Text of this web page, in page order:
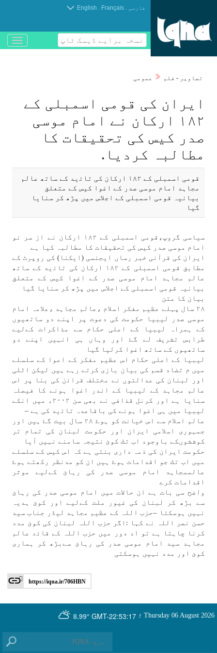
فارسی .
Français
.
English
نسخہ برایے ڈیسک ٹاپ
باز
و
تصاوير - فلم عمومی
ايران كی قومی اسمبلی كے
۱۸۲ اركان نے امام موسی
صدر كيس كی تحقيقات كا
مطالبہ كرديا.
قومی اسمبلی كے ۱۸۲ اركان كی تاﺋيد كے ساتھ عالم
مجاہد امام موسی صدر كے اغوا كيس كے متعلق
بيانیہ قومی اسمبلی كے اجلاس میں پڑھ كر سنايا
گيا
سياسی گروپ،قومی اسمبلی كے ۱۸۲ اركان نے از سر نو
امام موسی صدر كيس كی تحقيقات كا مطالبہ كيا ہے
ايران كی قرآنی خبر رساں ايجنسی (ايكنا) كی روپرٹ كے
مطابق قومی اسمبلی كے ۱۸۲ اركان كی تاﺋيد كے ساتھ
عالم مجاہد امام موسی صدر كے اغوا كيس كے متعلق
بيانیہ قومی اسمبلی كے اجلاس میں پڑھ كر سنايا گيا
بيان كا متن
۲۸ سال پہلے عظيم مفكر اسلام ،عالم مجاہد ،علامہ امام
موسی صدر ليبيا حكومت كی دعوت پر اپنے دو ساتھيوں
كے ہمراہ ليبيا كے اعلی حكام سے مذاكرات كےلیے
طرابس تشريف لے گۓ اور وہاں ہی انہیں اپنے دو
ساتھيوں كے ساتھ اغوا كرليا گيا
ليبيا كے اعلی حكام اس عظيم مفكر كے اعوا كے سلسلے
میں م تضاد قسم كی بيان بازی كرتے رہے ہیں ليكن اٹلی
اور لبنان كی عدالتوں نے مختلف قراﺋن كی بنا پر اس
عالم مجاہد كے ليبيا كے اندر اغوا ہونے كا فيصلہ
سنايا ہے اور كرنل قذافی نے بھی سن ۲۰۰۲ء میں انكے
ليبيا میں ہی اغوا ہونے كی باقاعدہ تاﺋيد كی ہے –
عالم اسلام سے اس خيانت كو ہوۓ ۲۸ سال بيت گۓ ہیں اور
جمہوری اسلامی ايران اور حكومت لبنان كی تمام تر
كوششوںكے باوجود اب تك كوئ نتيجہ سامنے نہیں آيا
حكومت ايران كی ذمہ داری بنتی ہے كہ اس كيس كے سلسلے
میں اب تك جو اقدامات ہوۓ ہیں ان كو مدنظر ركھتے ہوۓ
عالممجاہد امام موسی صدر كی رہائ كےلیے موثر
اقدامات كرے
واضح سی بات ہے ان حالات میں امام موسی صدر كی رہائ
سے بڑھ كر لبنان كی غيور ملت كےلیے اور كوئ ہدیہ
نہیں ہوسكتا –حزب اللہ كے عظيم مجاہد لیڈر جناب سيد
حسن نصر اللہ نے كہا :اگر حزب اللہ لبنان كی كوئ مدد
كرنا چاہتا ہے تو اد دور میں حزب اللہ كے قاﺋد عالم
مجاہد سيد امام موسی صدر كی رہائ سےبڑھ كر ہماری
كوئ اور مدد نہیں ہوسكتی
https://iqna.ir/706HBN
GMT-22:53:17
8.99° Thursday 06 August 2026 ؛